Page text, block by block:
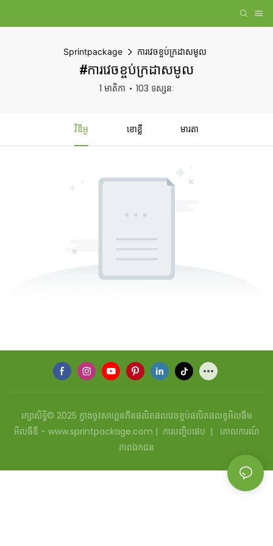
Sprintpackage ការវេចខ្ចប់ក្រដាសមូល
#ការវេចខ្ចប់ក្រដាសមូល
1 មាតិកា 103 ទស្សនៈ
វីឌីអូ ខោខ្លី មារតា
រក្សាសិទ្ធិ© 2025 ក្វាងចូវសាហ្គនភីនផលិតផលវេចខ្ចប់ផលិតផលខូអិលធីម
អិលធីឌី - www.sprintpackage.com | ការបញ្ហិបផេប |
គោលការណ៍
ភាពឯកជន